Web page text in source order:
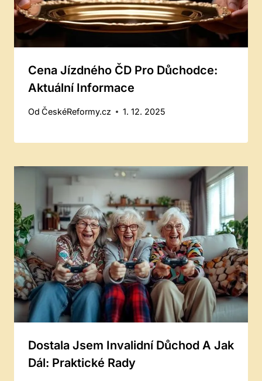
Cena Jízdného ČD Pro Důchodce:
Aktuální Informace
Od ČeskéReformy.cz 1. 12. 2025
Dostala Jsem Invalidní Důchod A Jak
Dál: Praktické Rady